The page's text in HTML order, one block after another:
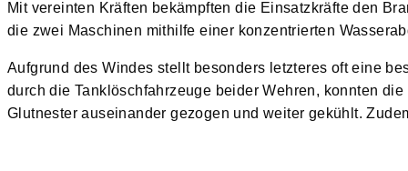
Mit vereinten Kräften bekämpften die Einsatzkräfte den
die zwei Maschinen mithilfe einer konzentrierten
Aufgrund des Windes stellt besonders letzteres oft eine
durch die Tanklöschfahrzeuge beider Wehren, konnten
Glutnester auseinander gezogen und weiter gekühlt.